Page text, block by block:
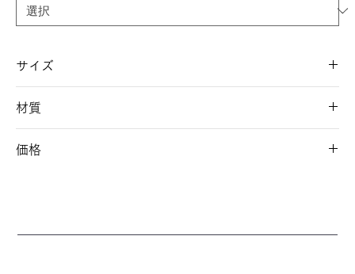
サイズ
材質
テンプル/アセテート+弾性チタン合金(βチタン)
価格